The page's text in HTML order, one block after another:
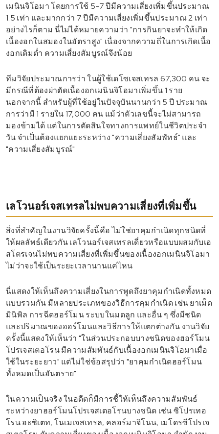
เมนินจิโอมา โดยการใช้ 5-7 ปีมีความเสี่ยงเพิ่มขึ้นประมาณ
1.5 เท่า และมากกว่า 7 ปีมีความเสี่ยงเพิ่มขึ้นประมาณ 2 เท่า
อย่างไรก็ตาม นี่ไม่ได้หมายความว่า "การกินยาจะทำให้เกิด
เนื้องอกในสมองในอัตราสูง" เนื่องจากความถี่ในการเกิดเนื้อ
งอกเดิมต่ำ ความเสี่ยงสัมบูรณ์จึงน้อย
ทีมวิจัยประมาณการว่า ในผู้ใช้เดโซเจสเทรล 67,300 คน จะ
มีกรณีที่ต้องผ่าตัดเนื้องอกเมนินจิโอมาเพิ่มขึ้น 1 ราย
นอกจากนี้ สำหรับผู้ที่ใช้อยู่ในปัจจุบันนานกว่า 5 ปี ประมาณ
การว่ามี 1 รายใน 17,000 คน แม้ว่าตัวเลขนี้จะไม่สามารถ
มองข้ามได้ แต่ในการตัดสินใจทางการแพทย์ในชีวิตประจำ
วัน จำเป็นต้องแยกแยะระหว่าง "ความเสี่ยงสัมพัทธ์" และ
"ความเสี่ยงสัมบูรณ์"
เลโวนอร์เจสเทรลไม่พบความเสี่ยงที่เพิ่มขึ้น
สิ่งที่สำคัญในงานวิจัยครั้งนี้คือ ไม่ใช่ยาคุมกำเนิดทุกชนิดที่
ให้ผลลัพธ์เดียวกัน เลโวนอร์เจสเทรลเดี่ยวหรือแบบผสมกับเอ
สโตรเจนไม่พบความเสี่ยงที่เพิ่มขึ้นของเนื้องอกเมนินจิโอมา
ไม่ว่าจะใช้เป็นระยะเวลานานแค่ไหน
นี่แสดงให้เห็นถึงความเสี่ยงในการพูดถึงยาคุมกำเนิดทั้งหมด
แบบรวมกัน มีหลายประเภทของวิธีการคุมกำเนิด เช่น ยาเม็ด
มินิพิล การฉีดฮอร์โมน ระบบในมดลูก และอื่น ๆ ซึ่งมีชนิด
และปริมาณของฮอร์โมนและวิธีการให้แตกต่างกัน งานวิจัย
ครั้งนี้แสดงให้เห็นว่า "ในส่วนประกอบบางชนิดของฮอร์โมน
โปรเจสเตอโรน มีความสัมพันธ์กับเนื้องอกเมนินจิโอมาเมื่อ
ใช้ในระยะยาว" แต่ไม่ใช่ข้อสรุปว่า "ยาคุมกำเนิดฮอร์โมน
ทั้งหมดเป็นอันตราย"
ในความเป็นจริง ในอดีตก็มีการชี้ให้เห็นถึงความสัมพันธ์
ระหว่างยาฮอร์โมนโปรเจสเตอโรนบางชนิด เช่น ซิโปรเทอ
โรน อะซิเตท, โนเมเจสเทรล, คลอร์มาจิโนน, เมโดรซีโปรเจ